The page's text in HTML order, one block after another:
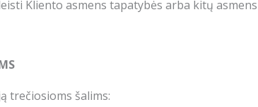
Kliento asmens tapatybės arba kitų
trečiosioms šalims: